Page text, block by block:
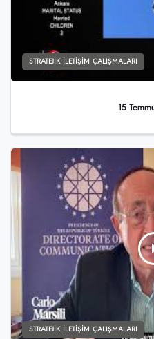
STRATEJIK İLETIŞIM ÇALIŞMALARI
15
STRATEJIK İLETIŞIM ÇALIŞMALARI